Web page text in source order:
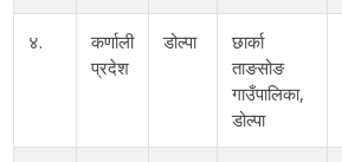
४.
कर्णाली
प्रदेश
डोल्पा
छार्का
ताङसोङ
गाउँपालिका,
डोल्पा